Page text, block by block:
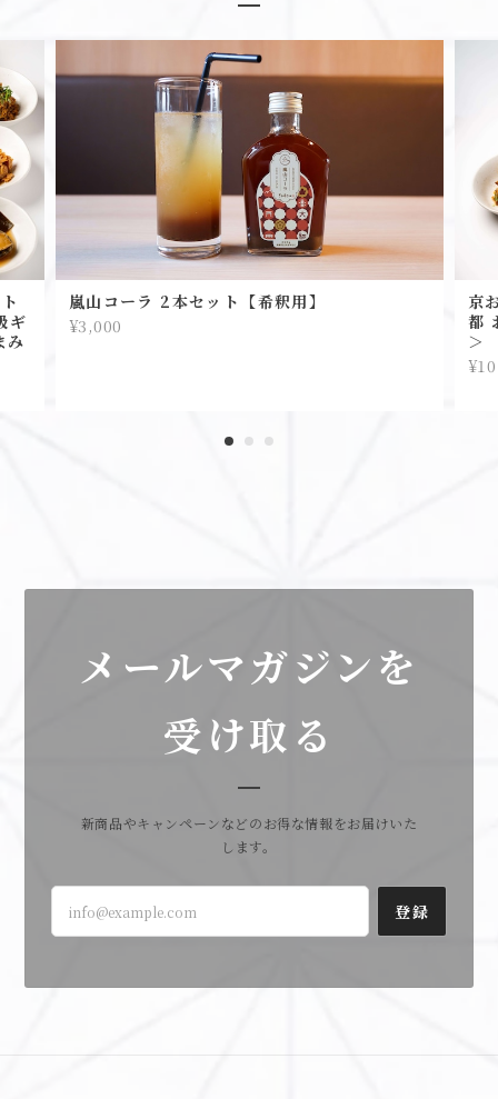
ギ
み
嵐山コーラ 2本セット【希釈用】
¥3,000
京
都
＞
メールマガジンを
受け取る
新商品やキャンペーンなどのお得な情報をお届けいた
します。
登録